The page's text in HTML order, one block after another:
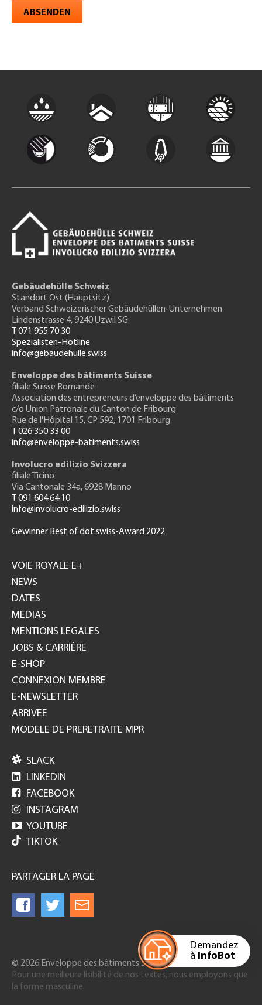
ABSENDEN
Demandez
à InfoBot
Gebäudehülle Schweiz
Standort Ost (Hauptsitz)
Verband Schweizerischer Gebäudehüllen-Unternehmen
Lindenstrasse 4, 9240 Uzwil SG
T 071 955 70 30
Spezialisten-Hotline
info@gebäudehülle.swiss
Enveloppe des bâtiments Suisse
filiale Suisse Romande
Association des entrepreneurs d’enveloppe des bâtiments
c/o Union Patronale du Canton de Fribourg
Rue de l'Hôpital 15, CP 592, 1701 Fribourg
T 026 350 33 00
info@enveloppe-batiments.swiss
Involucro edilizio Svizzera
filiale Ticino
Via Cantonale 34a, 6928 Manno
T 091 604 64 10
info@involucro-edilizio.swiss
Gewinner Best of dot.swiss-Award 2022
GH
VOIE ROYALE E+
NEWS
DATES
MEDIAS
MENTIONS LEGALES
JOBS & CARRIÈRE
E-SHOP
CONNEXION MEMBRE
E-NEWSLETTER
ARRIVEE
MODELE DE PRERETRAITE MPR
 SLACK
 LINKEDIN
 FACEBOOK
 INSTAGRAM
 YOUTUBE
TIKTOK
PARTAGER LA PAGE
© 2026 Enveloppe des bâtiments Suisse
Pour une meilleure lisibilité de nos textes, nous employons que
la forme masculine.